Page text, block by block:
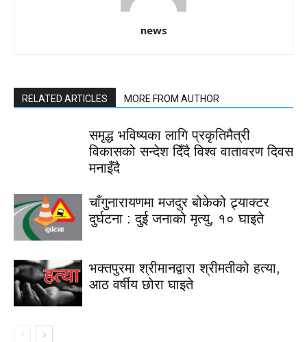
news
RELATED ARTICLES MORE FROM AUTHOR
समृद्ध भविष्यका लागि प्रकृतिमैत्री
विकासको सन्देश दिँदै विश्व वातावरण दिवस
मनाइँदै
चाँगुनारायणमा मजदुर बोकेको ट्र्याक्टर
दुर्घटना : दुई जनाको मृत्यु, १० घाइते
भक्तपुरमा श्रीमानद्वारा श्रीमतीको हत्या,
आठ वर्षीय छोरा घाइते